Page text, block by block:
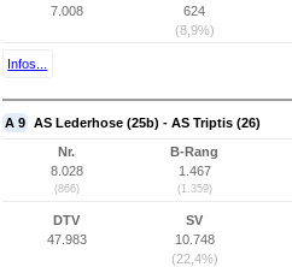
7.008
624
(8,9%)
Infos...
A 9 AS Lederhose (25b) - AS Triptis (26)
Nr.
8.028
(866)
B-Rang
1.467
(1.359)
DTV
47.983
SV
10.748
(22,4%)